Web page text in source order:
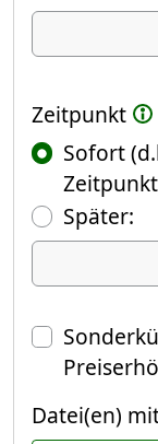
Ich kündige
Zeitpunkt
Sofort
Später:
Datum
Datei(en)